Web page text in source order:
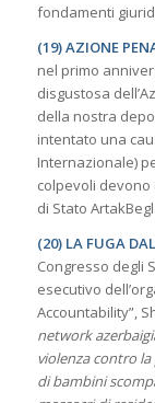
fondamenti
(19) AZIONE
nel primo
disgustosa
della nostra
intentato una
Internazionale)
colpevoli devono
di Stato
(20) LA FUGA
Congresso degli
esecutivo
Accountability”,
network
violenza contro la
di bambini